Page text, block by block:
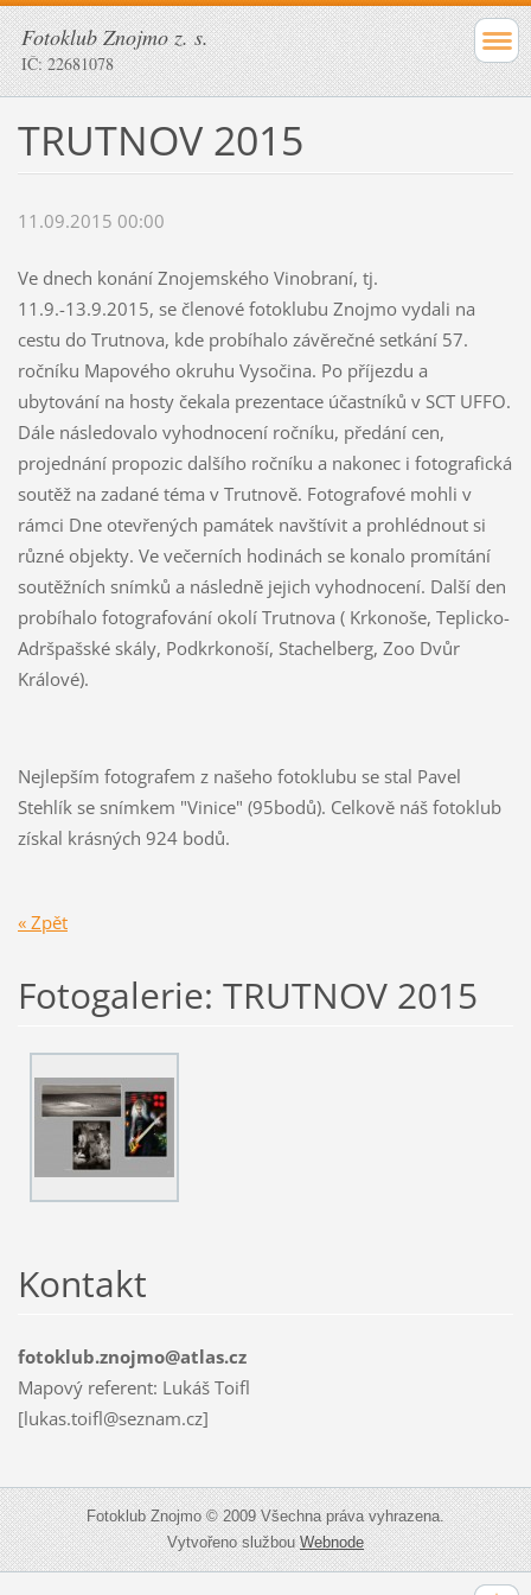
Fotoklub Znojmo z. s.
IČ: 22681078
TRUTNOV 2015
11.09.2015 00:00
Ve dnech konání Znojemského Vinobraní, tj.
11.9.-13.9.2015, se členové fotoklubu Znojmo vydali na
cestu do Trutnova, kde probíhalo závěrečné setkání 57.
ročníku Mapového okruhu Vysočina. Po příjezdu a
ubytování na hosty čekala prezentace účastníků v SCT UFFO.
Dále následovalo vyhodnocení ročníku, předání cen,
projednání propozic dalšího ročníku a nakonec i fotografická
soutěž na zadané téma v Trutnově. Fotografové mohli v
rámci Dne otevřených památek navštívit a prohlédnout si
různé objekty. Ve večerních hodinách se konalo promítání
soutěžních snímků a následně jejich vyhodnocení. Další den
probíhalo fotografování okolí Trutnova ( Krkonoše, Teplicko-
Adršpašské skály, Podkrkonoší, Stachelberg, Zoo Dvůr
Králové).
Nejlepším fotografem z našeho fotoklubu se stal Pavel
Stehlík se snímkem "Vinice" (95bodů). Celkově náš fotoklub
získal krásných 924 bodů.
« Zpět
Fotogalerie: TRUTNOV 2015
Kontakt
fotoklub.znojmo@atlas.cz
Mapový referent: Lukáš Toifl
[lukas.toifl@seznam.cz]
Fotoklub Znojmo © 2009 Všechna práva vyhrazena.
Vytvořeno službouWebnode